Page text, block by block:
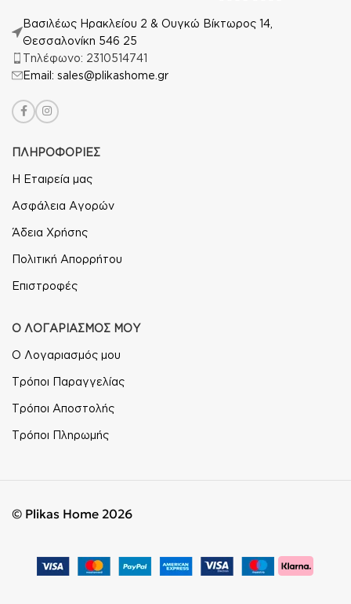
Βασιλέως Ηρακλείου 2 & Ουγκώ Βίκτωρος 14,
Θεσσαλονίκη 546 25
Τηλέφωνο: 2310514741
Email: sales@plikashome.gr
ΠΛΗΡΟΦΟΡΙΕΣ
Η Εταιρεία μας
Ασφάλεια Αγορών
Άδεια Χρήσης
Πολιτική Απορρήτου
Επιστροφές
Ο ΛΟΓΑΡΙΑΣΜΟΣ ΜΟΥ
Ο Λογαριασμός μου
Τρόποι Παραγγελίας
Τρόποι Αποστολής
Τρόποι Πληρωμής
© Plikas Home 2026